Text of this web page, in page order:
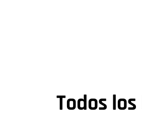
Todos